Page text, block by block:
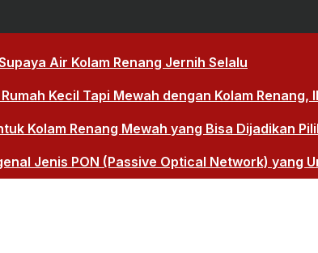
Air Kolam Renang Jernih Selalu
Kecil Tapi Mewah dengan Kolam
Kolam Renang Mewah yang Bisa Dijadikan
Jenis PON (Passive Optical Network) yang